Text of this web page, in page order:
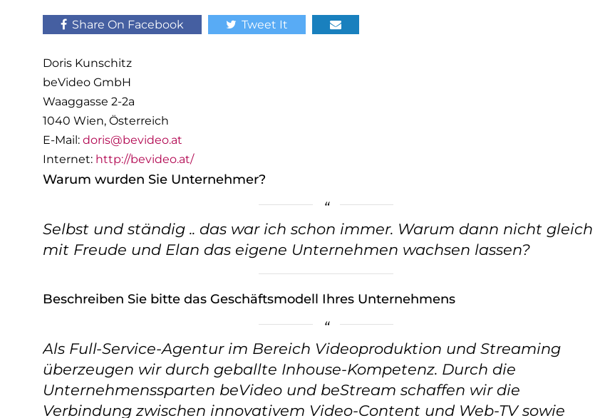
Share On Facebook Tweet It
Doris Kunschitz
beVideo GmbH
Waaggasse 2-2a
1040 Wien, Österreich
E-Mail: doris@bevideo.at
Internet: http://bevideo.at/
Warum wurden Sie Unternehmer?
Selbst und ständig .. das war ich schon immer. Warum dann nicht gleich
mit Freude und Elan das eigene Unternehmen wachsen lassen?
Beschreiben Sie bitte das Geschäftsmodell Ihres Unternehmens
Als Full-Service-Agentur im Bereich Videoproduktion und Streaming
überzeugen wir durch geballte Inhouse-Kompetenz. Durch die
Unternehmenssparten beVideo und beStream schaffen wir die
Verbindung zwischen innovativem Video-Content und Web-TV sowie